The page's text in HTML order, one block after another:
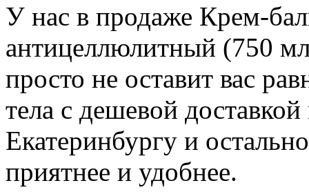
У нас в продаже Крем-
антицеллюлитный (750
просто не оставит вас
тела с дешевой
Екатеринбургу и
приятнее и удобнее.